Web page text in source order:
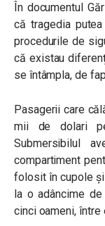
În documentul
că tragedia
procedurile de
că existau
se întâmpla, de
Pasagerii care
mii de dolari
Submersibilul
compartiment
folosit în cupole
la o adâncime
cinci oameni, între